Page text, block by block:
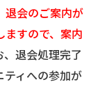
退会のご案内が
ますので、案内
、退会処理完了
ティへの参加が